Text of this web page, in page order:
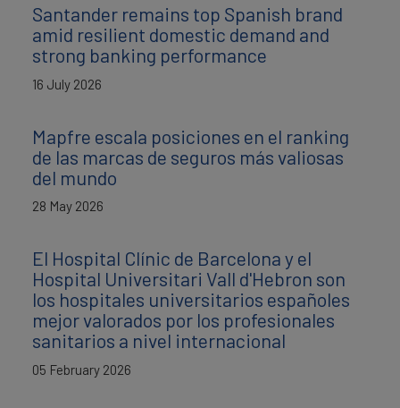
Santander remains top Spanish brand
amid resilient domestic demand and
strong banking performance
16 July 2026
Mapfre escala posiciones en el ranking
de las marcas de seguros más valiosas
del mundo
28 May 2026
El Hospital Clínic de Barcelona y el
Hospital Universitari Vall d'Hebron son
los hospitales universitarios españoles
mejor valorados por los profesionales
sanitarios a nivel internacional
05 February 2026